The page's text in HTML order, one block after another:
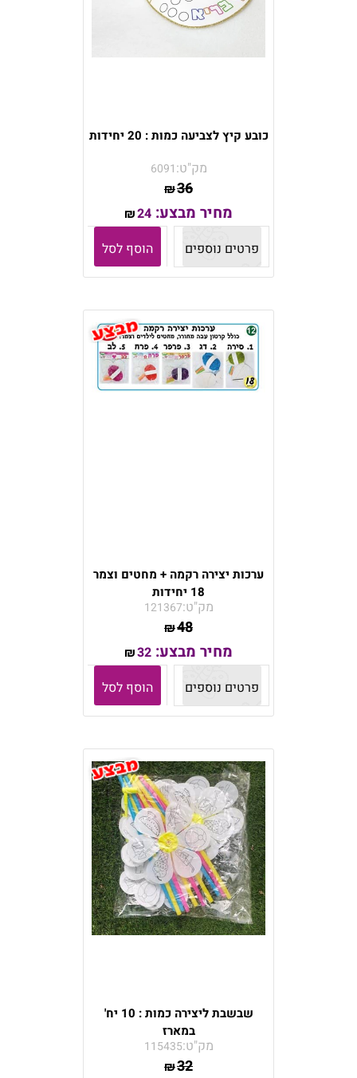
כובע קיץ לצביעה כמות : 20 יחידות
מק"ט:6091
₪36
מחיר מבצע: ₪24
פרטים נוספים
הוסף לסל
ערכות יצירה רקמה + מחטים וצמר
18 יחידות
מק"ט:121367
₪48
מחיר מבצע: ₪32
פרטים נוספים
הוסף לסל
שבשבת ליצירה כמות : 10 יח'
במארז
מק"ט:115435
₪32